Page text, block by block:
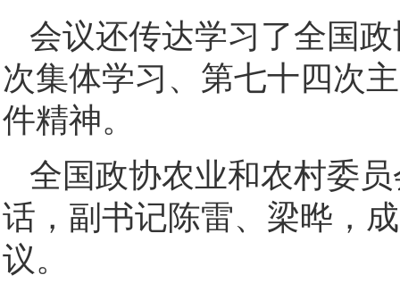
会议还传达学习了全国
次集体学习、第七十四次
件精神。
全国政协农业和农村委
话，副书记陈雷、梁晔，
议。